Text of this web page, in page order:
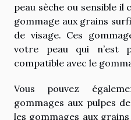
peau sèche ou sensible
gommage aux grains
de visage. Ces
votre peau qui n’est
compatible avec le
Vous pouvez
gommages aux pulpes
les gommages aux